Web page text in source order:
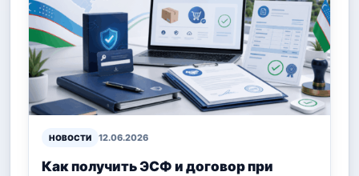
НОВОСТИ 12.06.2026
Как получить ЭСФ и договор при